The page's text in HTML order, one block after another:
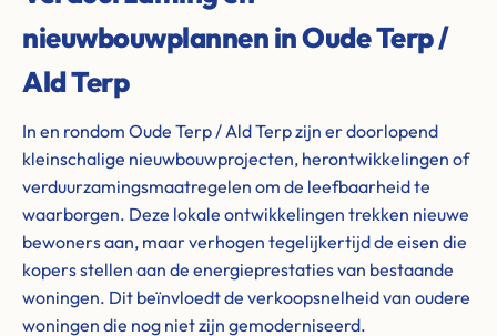
nieuwbouwplannen in Oude Terp /
Ald Terp
In en rondom Oude Terp / Ald Terp zijn er doorlopend
kleinschalige nieuwbouwprojecten, herontwikkelingen of
verduurzamingsmaatregelen om de leefbaarheid te
waarborgen. Deze lokale ontwikkelingen trekken nieuwe
bewoners aan, maar verhogen tegelijkertijd de eisen die
kopers stellen aan de energieprestaties van bestaande
woningen. Dit beïnvloedt de verkoopsnelheid van oudere
woningen die nog niet zijn gemoderniseerd.